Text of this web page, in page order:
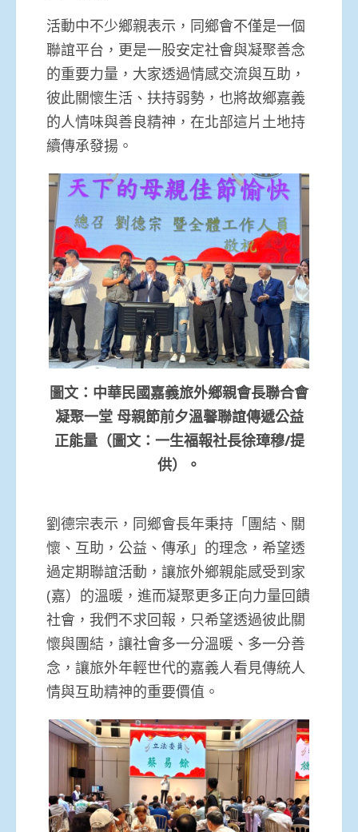
活動中不少鄉親表示，同鄉會不僅是一個
聯誼平台，更是一股安定社會與凝聚善念
的重要力量，大家透過情感交流與互助，
彼此關懷生活、扶持弱勢，也將故鄉嘉義
的人情味與善良精神，在北部這片土地持
續傳承發揚。
圖文：中華民國嘉義旅外鄉親會長聯合會
凝聚一堂 母親節前夕溫馨聯誼傳遞公益
正能量（圖文：一生福報社長徐璋穆/提
供）。
劉德宗表示，同鄉會長年秉持「團結、關
懷、互助，公益、傳承」的理念，希望透
過定期聯誼活動，讓旅外鄉親能感受到家
(嘉）的溫暖，進而凝聚更多正向力量回饋
社會，我們不求回報，只希望透過彼此關
懷與團結，讓社會多一分溫暖、多一分善
念，讓旅外年輕世代的嘉義人看見傳統人
情與互助精神的重要價值。